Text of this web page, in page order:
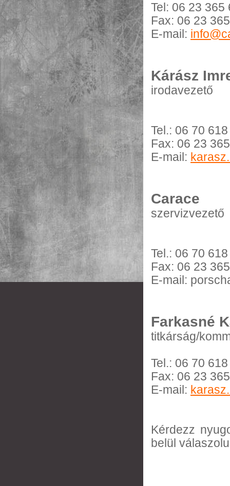
Tel: 06 23 365
Fax: 06 23
E-mail:
Kárász
irodavezető
Tel.: 06 70
Fax: 06 23
E-mail:
Carace
szervizvezető
Tel.: 06 70
Fax: 06 23
E-mail:
Farkasné
titkárság/
Tel.: 06 70
Fax: 06 23
E-mail:
Kérdezz
belül